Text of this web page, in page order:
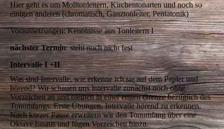
Hier geht es um Molltonleitern, Kirchentonarten und noch so
einigen anderen (chromatisch, Ganztonleiter, Pentatonik)
Voraussetzungen: Kenntnisse aus Tonleitern I
nächster Termin: steht noch nicht fest
Intervalle I +II
Was sind Intervalle, wie erkenne ich sie auf dem Papier und
hörend? Wir schauen uns Intervalle zunächst noch ohne
Vorzeichen an und bleiben in einer engen Grenze bezüglich des
Tonumfangs. Erste Übungen, Intervalle hörend zu erkennen.
Nach kurzer Pause erweitern wir den Tonumfang über eine
Oktave hinaus und fügen Vorzeichen hinzu.